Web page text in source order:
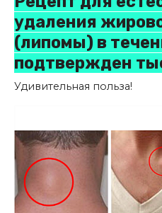
удаления
(липомы) в
подтвержден
Удивительная польза!